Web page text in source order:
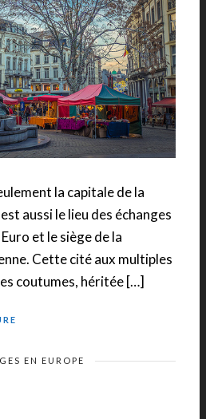
la capitale de la
aussi le lieu des échanges
et le siège de la
Cette cité aux multiples
coutumes, héritée […]
EN EUROPE